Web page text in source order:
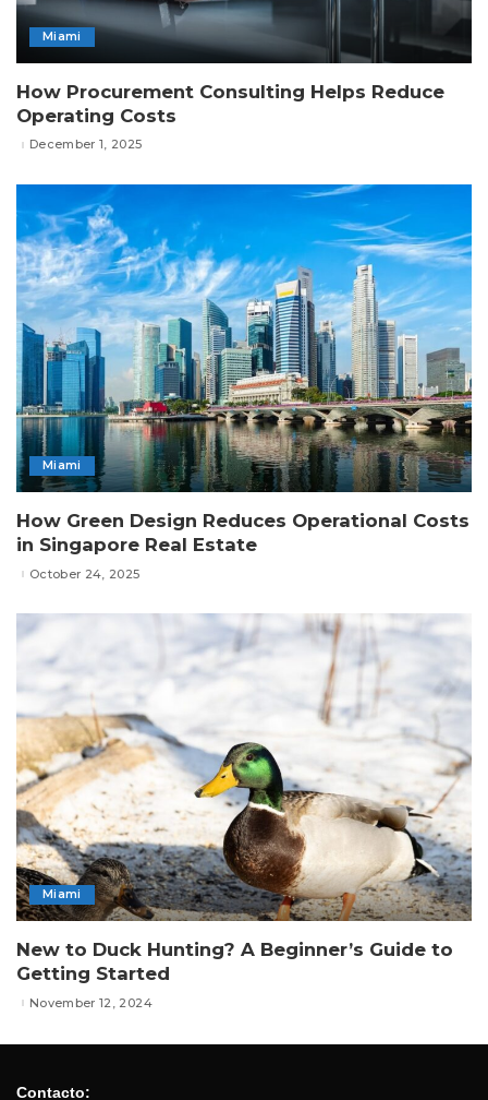
Miami
How Procurement Consulting Helps Reduce
Operating Costs
December 1, 2025
Miami
How Green Design Reduces Operational Costs
in Singapore Real Estate
October 24, 2025
Miami
New to Duck Hunting? A Beginner’s Guide to
Getting Started
November 12, 2024
Contacto: